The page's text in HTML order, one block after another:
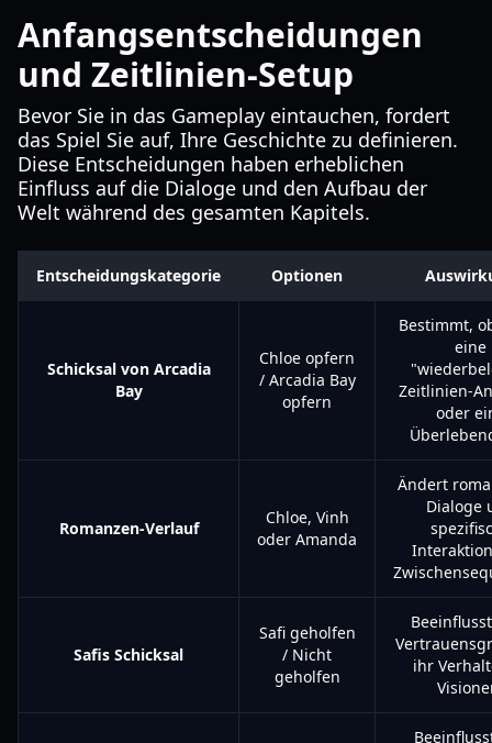
Anfangsentscheidungen
und Zeitlinien-Setup
Bevor Sie in das Gameplay eintauchen, fordert
das Spiel Sie auf, Ihre Geschichte zu definieren.
Diese Entscheidungen haben erheblichen
Einfluss auf die Dialoge und den Aufbau der
Welt während des gesamten Kapitels.
Entscheidungskategorie Optionen
Schicksal von Arcadia
Bay
Chloe opfern
/ Arcadia Bay
opfern
Bestimmt,
eine
Zeitlinien-
oder
Romanzen-Verlauf
Chloe, Vinh
oder Amanda
Ändert
Dialoge
Safis Schicksal
Safi geholfen
/ Nicht
geholfen
ihr